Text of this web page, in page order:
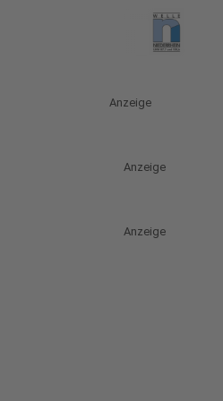
Anzeige
Anzeige
Anzeige